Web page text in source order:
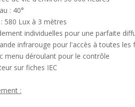
: 40°
580 Lux à 3 mètres
individuelles pour une parfaite
infrarouge pour l'accès à toutes les
menu déroulant pour le contrôle
sur fiches IEC
: